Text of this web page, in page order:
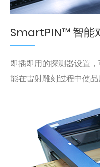
SmartPIN™ 智能
即插即用的探测器设置
能在雷射雕刻过程中使品